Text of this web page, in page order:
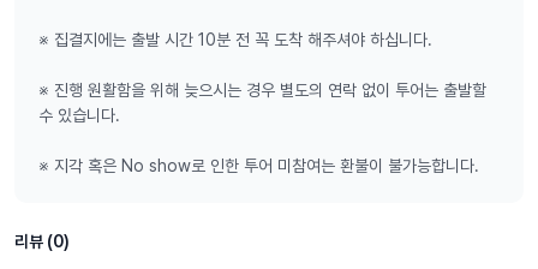
져진 완벽한 일정 소화!
증되고 믿을 수 있는 여행사!
* 플랫폼 내 소개글로는 불법 운영 여부를 아실 수 없을겁니다.
는 여행사 입니다.
바이런베이 투어에 현대여행사만의 특별한 노하우를 담아 직접 개발했
※ 집결지에는 출발 시간 10분 전 꼭 도착 해주셔야 하십니다.
※ 진행 원활함을 위해 늦으시는 경우 별도의 연락 없이 투어는 출발할
수 있습니다.
※ 지각 혹은 No show로 인한 투어 미참여는 환불이 불가능합니다.
리뷰 (0)